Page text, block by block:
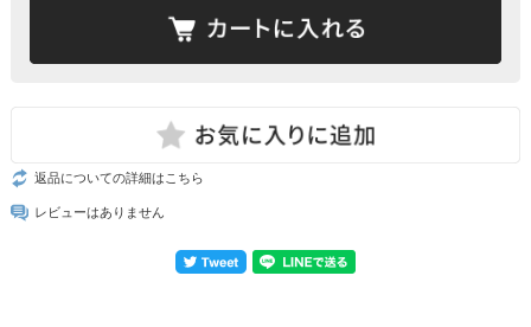
返品についての詳細はこちら
レビューはありません